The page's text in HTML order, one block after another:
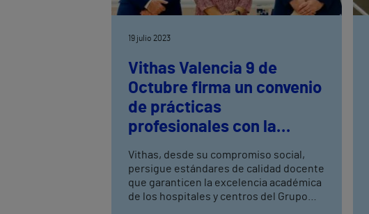
19 julio 2023
Vithas Valencia 9 de
Octubre firma un convenio
de prácticas
profesionales con la
Facultad de ADE de la
Universidad Politécnica de
Valencia
Vithas, desde su compromiso social,
persigue estándares de calidad docente
que garanticen la excelencia académica
de los hospitales y centros del Grupo